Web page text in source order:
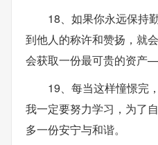
18、如果你永远保持
到他人的称许和赞扬，就
会获取一份最可贵的资产
19、每当这样憧憬完
我一定要努力学习，为了
多一份安宁与和谐。